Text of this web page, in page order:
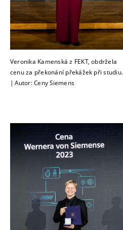
Veronika Kamenská z FEKT, obdržela
cenu za překonání překážek při studiu.
| Autor: Ceny Siemens